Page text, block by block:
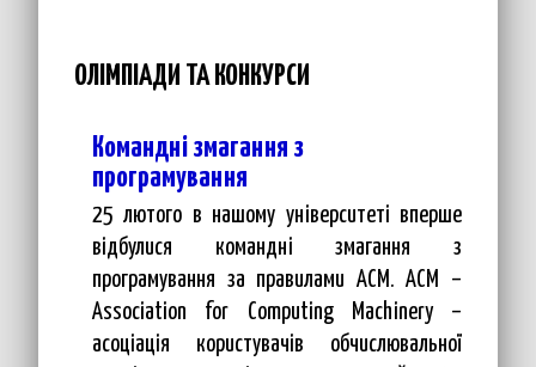
ОЛІМПІАДИ ТА КОНКУРСИ
Командні змагання з
програмування
25 лютого в нашому університеті вперше
відбулися командні змагання з
програмування за правилами АСМ. АСМ –
Association for Computing Machinery –
асоціація користувачів обчислювальної